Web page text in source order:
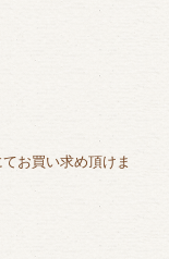
てお買い求め頂けま